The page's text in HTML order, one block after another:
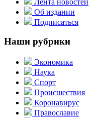
Об издании
Подписаться
Наши рубрики
Экономика
Наука
Спорт
Происшествия
Коронавирус
Православие